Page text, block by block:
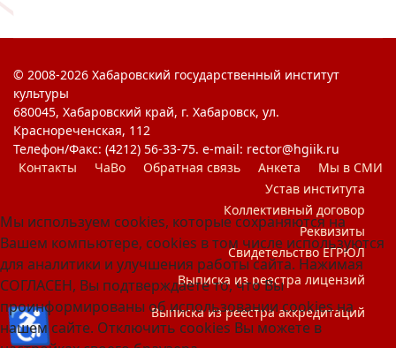
© 2008-2026 Хабаровский государственный институт
культуры
680045, Хабаровский край, г. Хабаровск, ул.
Краснореченская, 112
Телефон/Факс: (4212) 56-33-75. e-mail: rector@hgiik.ru
Контакты
ЧаВо Обратная связь Анкета
Мы в СМИ
Устав института
Коллективный договор
Реквизиты
Свидетельство ЕГРЮЛ
Выписка из реестра лицензий
Выписка из реестра аккредитаций
Мы используем cookies, которые сохраняются на
Вашем компьютере, cookies в том числе используются
для аналитики и улучшения работы сайта. Нажимая
СОГЛАСЕН, Вы подтверждаете то, что Вы
проинформированы об использовании cookies на
нашем сайте. Отключить cookies Вы можете в